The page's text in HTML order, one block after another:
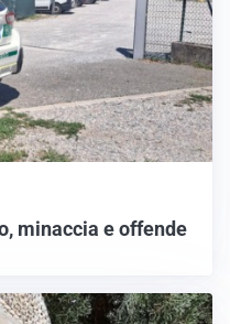
minaccia e offende